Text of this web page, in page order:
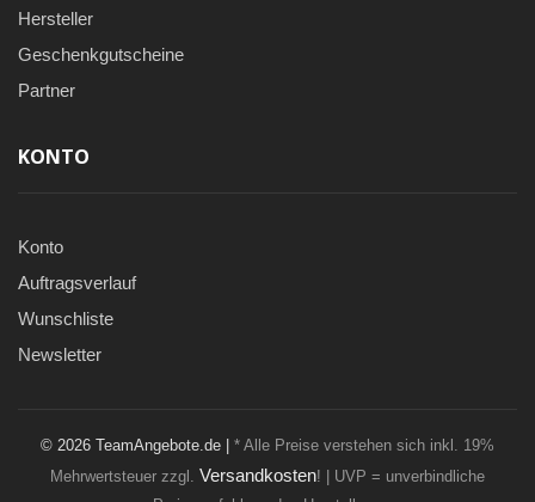
Hersteller
Geschenkgutscheine
Partner
KONTO
Konto
Auftragsverlauf
Wunschliste
Newsletter
© 2026 TeamAngebote.de | * Alle Preise verstehen sich inkl. 19%
Mehrwertsteuer zzgl. Versandkosten! | UVP = unverbindliche